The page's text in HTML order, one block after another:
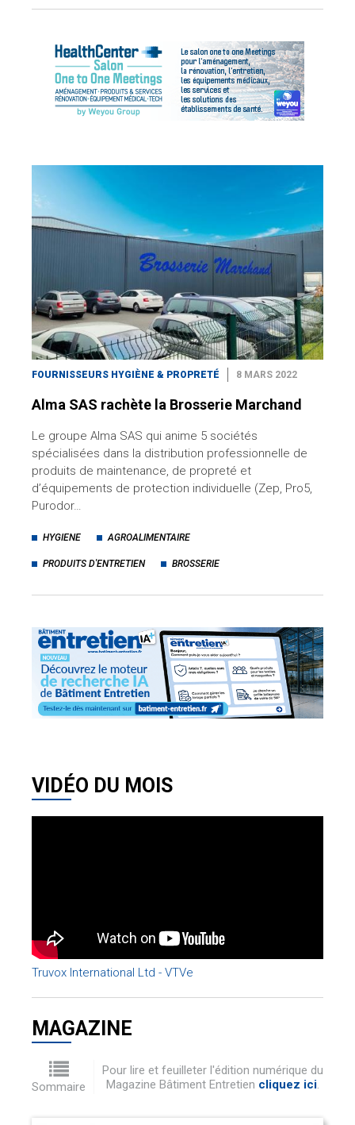
FOURNISSEURS HYGIÈNE & PROPRETÉ 8 MARS 2022
Alma SAS rachète la Brosserie Marchand
Le groupe Alma SAS qui anime 5 sociétés
spécialisées dans la distribution professionnelle de
produits de maintenance, de propreté et
d’équipements de protection individuelle (Zep, Pro5,
Purodor…
HYGIENE AGROALIMENTAIRE
PRODUITS D'ENTRETIEN BROSSERIE
VIDÉO DU MOIS
Truvox International Ltd - VTVe
MAGAZINE
Sommaire
Pour lire et feuilleter l'édition numérique du
Magazine Bâtiment Entretien cliquez ici.